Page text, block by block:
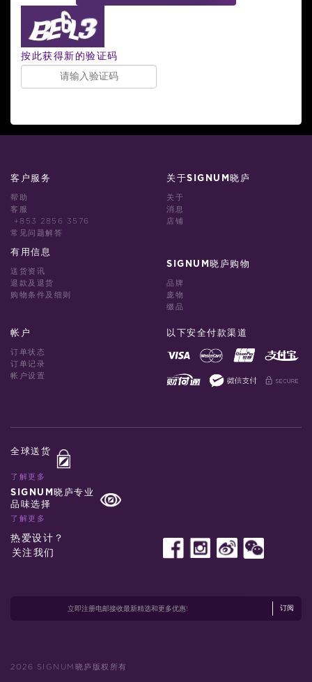
按此获得新的验证码
客户服务
帮助
客服
+853 2856 3576
常见问题解答
有用信息
送货资讯
退款及退货
购物条件及细则
关于SIGNUM晓庐
关于
消息
店铺
SIGNUM晓庐购物
品牌
庞物
缀品
帐户
订单状态
订单记录
帐户设置
以下安全付款渠道
全球送货
了解更多
SIGNUM晓庐专业
品味选择
了解更多
热爱设计？
关注我们
订阅
2026 SIGNUM晓庐版权所有